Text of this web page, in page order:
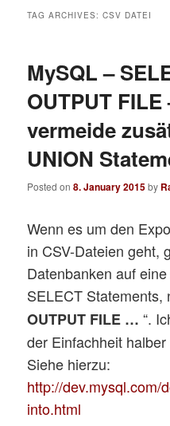
TAG ARCHIVES:CSV DATEI
MySQL –
OUTPUT FILE
vermeide
UNION
Posted on8. January 2015by
Wenn es um den
in CSV-Dateien geht,
Datenbanken auf
SELECT Statements,
OUTPUT FILE …“.
der Einfachheit halber
Siehe hierzu:
http://dev.mysql.com/
into.html